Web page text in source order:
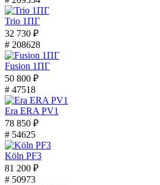
Trio 1ПГ
32 730 ₽
# 208628
Fusion 1ПГ
50 800 ₽
# 47518
Era ERA PV1
78 850 ₽
# 54625
Köln PF3
81 200 ₽
# 50973